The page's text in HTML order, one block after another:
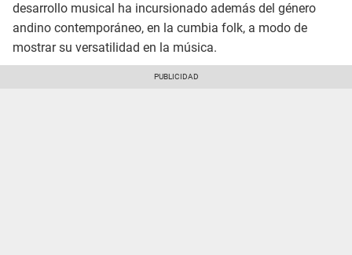
desarrollo musical ha incursionado además del género
andino contemporáneo, en la cumbia folk, a modo de
mostrar su versatilidad en la música.